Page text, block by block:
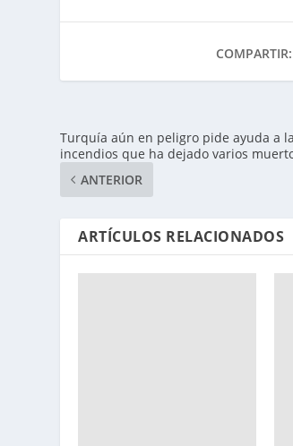
COMPARTIR:
Turquía aún en peligro pide ayuda a
incendios que ha dejado varios
ANTERIOR
ARTÍCULOS RELACIONADOS